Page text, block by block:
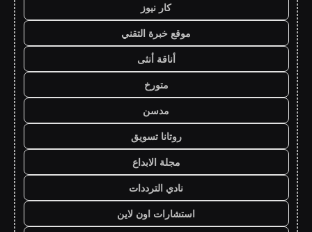
كار نيوز
موقع خبرة التقني
أناقة أنثى
متورخ
مدسن
روتانا تسويق
مجلة الابداع
نادي الترددات
استشارات اون لاين